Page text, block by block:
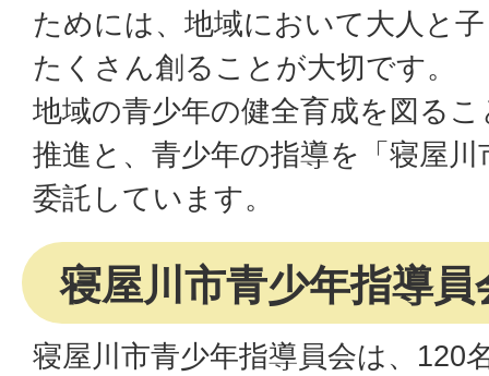
ためには、地域において大人と
たくさん創ることが大切です。
地域の青少年の健全育成を図る
推進と、青少年の指導を「寝屋
委託しています。
寝屋川市青少年指導員
寝屋川市青少年指導員会は、120